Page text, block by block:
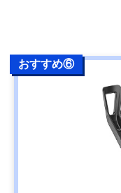
おすすめ⑥